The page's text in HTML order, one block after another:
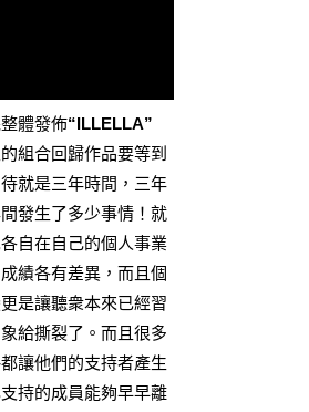
體發佈“ILLELLA”
組合回歸作品要等到
就是三年時間，三年
發生了多少事情！就
自在自己的個人事業
績各有差異，而且個
是讓聽衆本來已經習
給撕裂了。而且很多
讓他們的支持者產生
持的成員能夠早早離